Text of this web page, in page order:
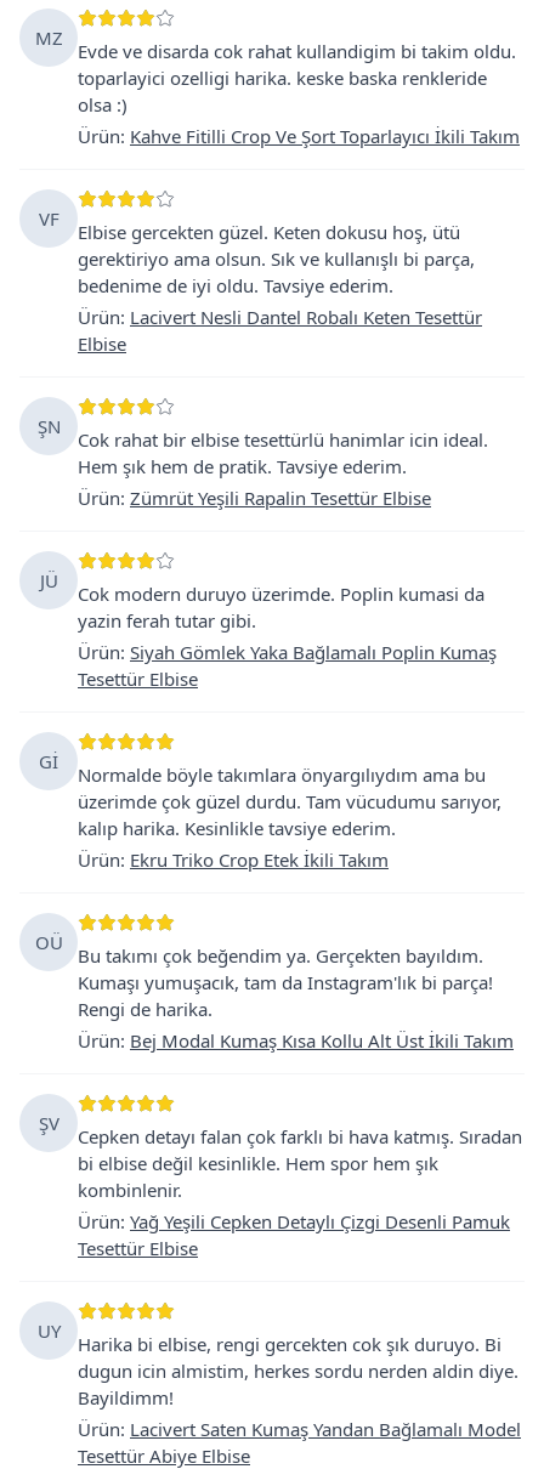
MZ
Evde ve disarda cok rahat kullandigim bi takim oldu.
toparlayici ozelligi harika. keske baska renkleride
olsa :)
Ürün: Kahve Fitilli Crop Ve Şort Toparlayıcı İkili Takım
VF
Elbise gercekten güzel. Keten dokusu hoş, ütü
gerektiriyo ama olsun. Sık ve kullanışlı bi parça,
bedenime de iyi oldu. Tavsiye ederim.
Ürün: Lacivert Nesli Dantel Robalı Keten Tesettür
Elbise
ŞN
Cok rahat bir elbise tesettürlü hanimlar icin ideal.
Hem şık hem de pratik. Tavsiye ederim.
Ürün: Zümrüt Yeşili Rapalin Tesettür Elbise
JÜ
Cok modern duruyo üzerimde. Poplin kumasi da
yazin ferah tutar gibi.
Ürün: Siyah Gömlek Yaka Bağlamalı Poplin Kumaş
Tesettür Elbise
Gİ
Normalde böyle takımlara önyargılıydım ama bu
üzerimde çok güzel durdu. Tam vücudumu sarıyor,
kalıp harika. Kesinlikle tavsiye ederim.
Ürün: Ekru Triko Crop Etek İkili Takım
OÜ
Bu takımı çok beğendim ya. Gerçekten bayıldım.
Kumaşı yumuşacık, tam da Instagram'lık bi parça!
Rengi de harika.
Ürün: Bej Modal Kumaş Kısa Kollu Alt Üst İkili Takım
ŞV
Cepken detayı falan çok farklı bi hava katmış. Sıradan
bi elbise değil kesinlikle. Hem spor hem şık
kombinlenir.
Ürün: Yağ Yeşili Cepken Detaylı Çizgi Desenli Pamuk
Tesettür Elbise
UY
Harika bi elbise, rengi gercekten cok şık duruyo. Bi
dugun icin almistim, herkes sordu nerden aldin diye.
Bayildimm!
Ürün: Lacivert Saten Kumaş Yandan Bağlamalı Model
Tesettür Abiye Elbise